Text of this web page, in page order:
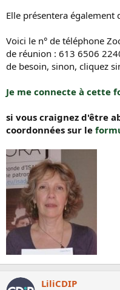
Elle présentera également
Voici le n° de téléphone
de réunion : 613 6506
de besoin, sinon, cliquez
Je me connecte à cette
si vous craignez d'être
coordonnées sur le
LiliCDIP